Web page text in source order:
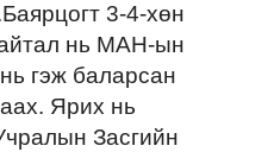
3-4-хөн
нь МАН-ын
гэж баларсан
Ярих нь
Засгийн